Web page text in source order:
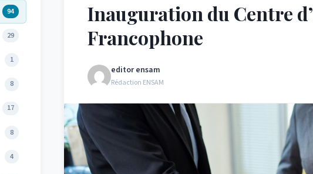
94
29
1
8
17
8
4
Inauguration du Centre
Francophone
editor ensam
Rédaction ENSAM